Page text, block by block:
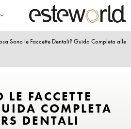
Sono le Faccette Dentali? Guida Completa alle
FACCETTE
COMPLETA
DENTALI